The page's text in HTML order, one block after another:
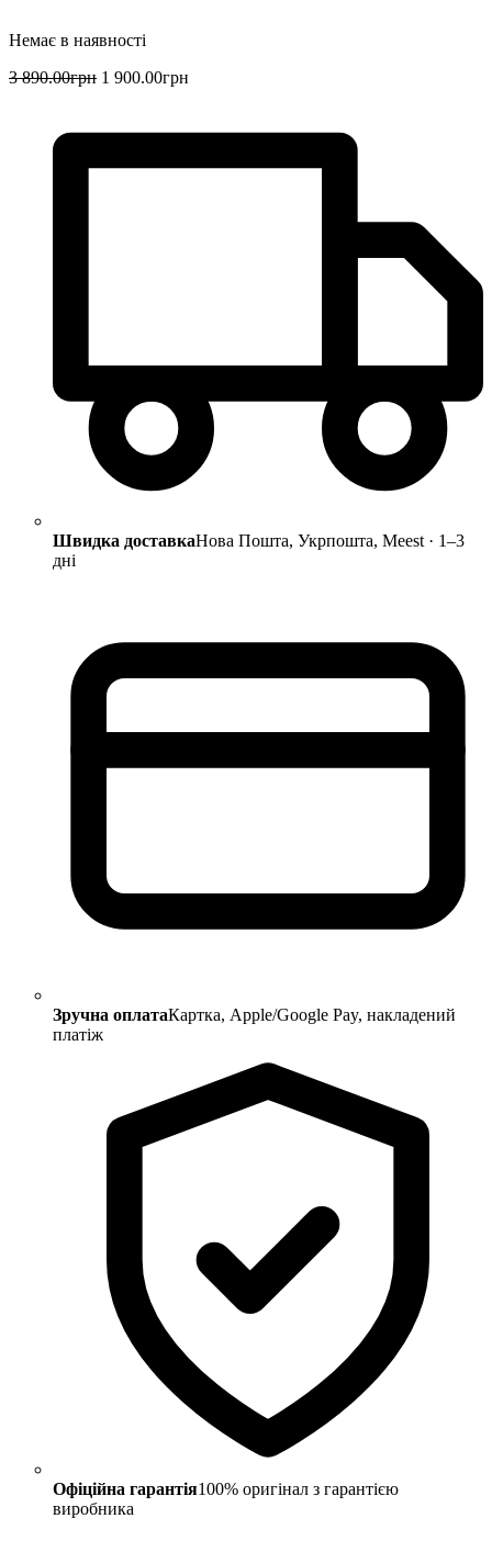
3 890.00грн 1 900.00грн
Швидка доставкаНова Пошта, Укрпошта, Meest · 1–3
дні
Зручна оплатаКартка, Apple/Google Pay, накладений
платіж
Офіційна гарантія100% оригінал з гарантією
виробника